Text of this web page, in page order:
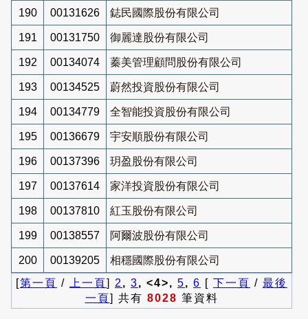
190 00131626 鋕民國際股份有限公司
191 00131750 御麗達股份有限公司
192 00134074 蓁美管理顧問股份有限公司
193 00134525 蔚然投資股份有限公司
194 00134779 全智能投資股份有限公司
195 00136679 宇安順股份有限公司
196 00137396 玥盈股份有限公司
197 00137614 家洋投資股份有限公司
198 00137810 紅玉股份有限公司
199 00138557 阿爾波股份有限公司
200 00139205
相穩國際股份有限公司
[第一頁 / 上一頁] 2 , 3, <4>, 5, 6 [ 下一頁 / 最後
一頁] 共有 8028 筆資料